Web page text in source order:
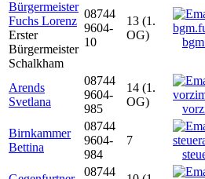
Bürgermeister
Fuchs Lorenz
Erster
Bürgermeister
Schalkham
08744
9604-
10
13 (1.
OG)
Arends
Svetlana
08744
9604-
985
14 (1.
OG)
Birnkammer
Bettina
08744
9604-
984
7
08744